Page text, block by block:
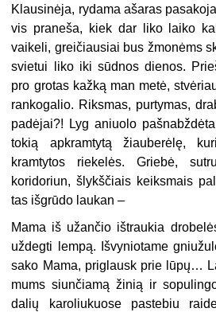
Klausinėja, rydama ašaras
vis praneša, kiek dar liko laiko
vaikeli, greičiausiai bus žmonėms
svietui liko iki sūdnos dienos.
pro grotas kažką man metė,
rankogalio. Riksmas, purtymas,
padėjai?! Lyg aniuolo
tokią apkramtytą žiauberėlę,
kramtytos riekelės. Griebė,
koridoriun, šlykščiais keiksmais
tas išgrūdo laukan –
Mama iš užančio ištraukia
uždegti lempą. Išvyniotame
sako Mama, priglausk prie lūpų…
mums siunčiamą žinią ir
dalių karoliukuose pastebiu